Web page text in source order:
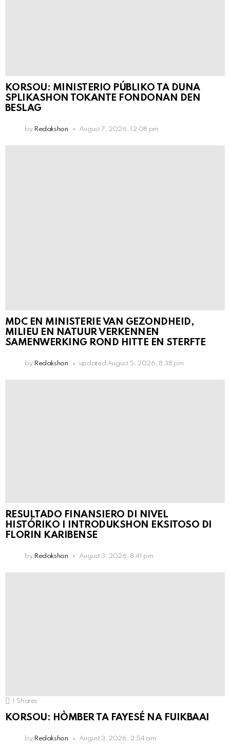
KORSOU: MINISTERIO PÚBLIKO TA DUNA
SPLIKASHON TOKANTE FONDONAN DEN
BESLAG
by Redakshon August 7, 2026, 12:08 pm
MDC EN MINISTERIE VAN GEZONDHEID,
MILIEU EN NATUUR VERKENNEN
SAMENWERKING ROND HITTE EN STERFTE
by Redakshon updated August 5, 2026, 8:38 pm
RESULTADO FINANSIERO DI NIVEL
HISTÓRIKO I INTRODUKSHON EKSITOSO DI
FLORIN KARIBENSE
by Redakshon August 3, 2026, 8:41 pm
1 Shares
KORSOU: HÒMBER TA FAYESÉ NA FUIKBAAI
by Redakshon August 3, 2026, 2:54 am